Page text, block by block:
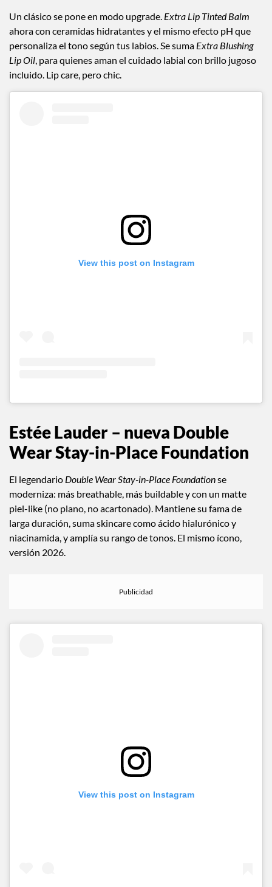
Un clásico se pone en modo upgrade. Extra Lip Tinted Balm
ahora con ceramidas hidratantes y el mismo efecto pH que
personaliza el tono según tus labios. Se suma Extra Blushing
Lip Oil, para quienes aman el cuidado labial con brillo jugoso
incluido. Lip care, pero chic.
View this post on Instagram
Estée Lauder – nueva Double
Wear Stay-in-Place Foundation
El legendario Double Wear Stay-in-Place Foundationse
moderniza: más breathable, más buildable y con un matte
piel-like (no plano, no acartonado). Mantiene su fama de
larga duración, suma skincare como ácido hialurónico y
niacinamida, y amplía su rango de tonos. El mismo ícono,
versión 2026.
View this post on Instagram